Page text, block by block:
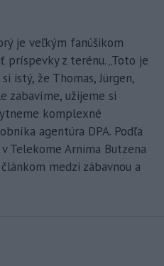
je veľkým fanúšikom
príspevky z terénu. „Toto je
istý, že Thomas, Jürgen,
zabavíme, užijeme si
komplexné
agentúra DPA. Podľa
Telekome Arnima Butzena
medzi zábavnou a